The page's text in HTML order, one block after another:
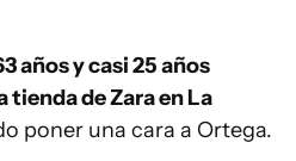
años y casi 25 años
tienda de Zara en La
poner una cara a Ortega.